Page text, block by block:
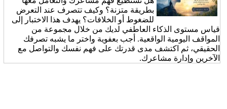
بطريقة متزنة؟ وكيف تتصرف عند التعرض
للضغوط أو الخلافات؟ يهدف هذا الاختبار إلى
قياس مستوى الذكاء العاطفي لديك من خلال مجموعة من
المواقف اليومية الواقعية. أجب بعفوية واختر ما يشبه تصرفك
الحقيقي، ثم اكتشف مدى قدرتك على فهم نفسك والتواصل مع
الآخرين وإدارة مشاعرك.